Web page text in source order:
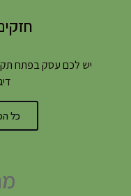
יש לכם עסק בפתח
כל